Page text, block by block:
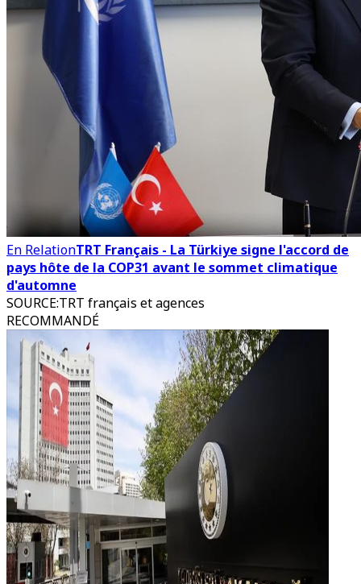
En RelationTRT Français - La Türkiye signe l'accord de
pays hôte de la COP31 avant le sommet climatique
d'automne
SOURCE:TRT français et agences
RECOMMANDÉ